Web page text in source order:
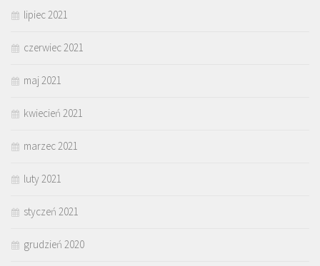
lipiec 2021
czerwiec 2021
maj 2021
kwiecień 2021
marzec 2021
luty 2021
styczeń 2021
grudzień 2020